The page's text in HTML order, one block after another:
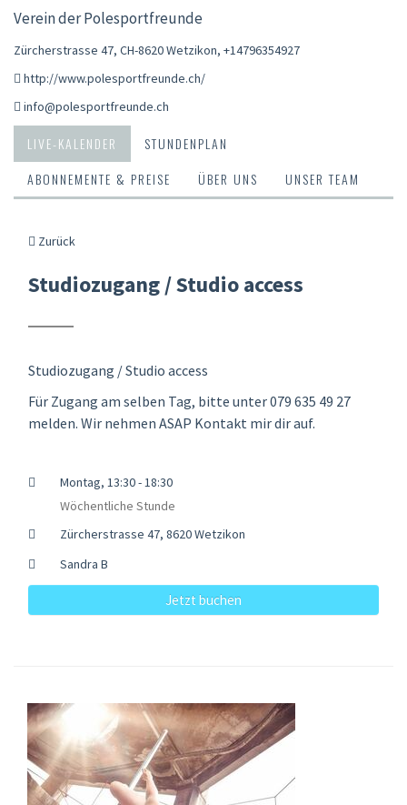
Verein der Polesportfreunde
Zürcherstrasse 47, CH-8620 Wetzikon, +14796354927
http://www.polesportfreunde.ch/
info@polesportfreunde.ch
LIVE-KALENDER
STUNDENPLAN
ABONNEMENTE & PREISE
ÜBER UNS UNSER TEAM
Zurück
Studiozugang / Studio access
Studiozugang / Studio access
Für Zugang am selben Tag, bitte unter 079 635 49 27
melden. Wir nehmen ASAP Kontakt mir dir auf.
Montag, 13:30 - 18:30
Wöchentliche Stunde
Zürcherstrasse 47, 8620 Wetzikon
Sandra B
Jetzt buchen